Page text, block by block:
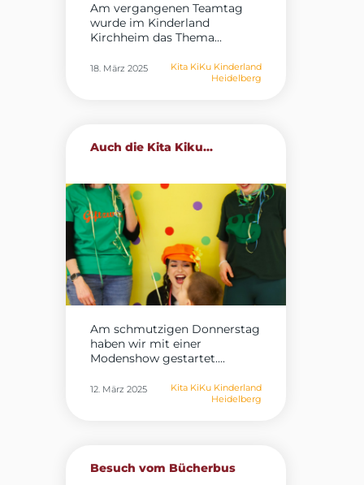
Am vergangenen Teamtag
wurde im Kinderland
Kirchheim das Thema...
18. März 2025
Kita KiKu Kinderland
Heidelberg
Auch die Kita Kiku...
Am schmutzigen Donnerstag
haben wir mit einer
Modenshow gestartet....
12. März 2025
Kita KiKu Kinderland
Heidelberg
Besuch vom Bücherbus